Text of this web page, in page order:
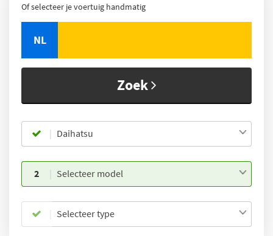
Of selecteer je voertuig handmatig
NL
Zoek
Daihatsu
2 Selecteer model
Selecteer type